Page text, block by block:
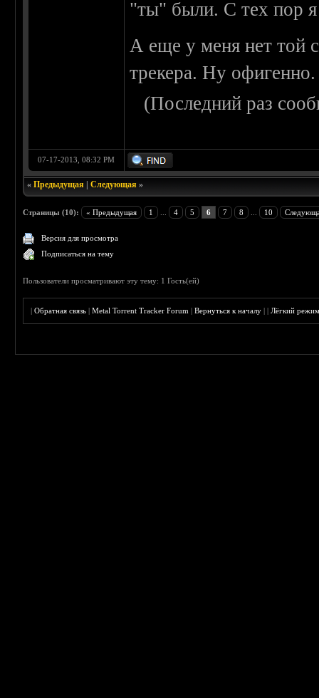
"ты" были. С тех пор я
А еще у меня нет той
трекера. Ну офигенно.
(Последний раз
07-17-2013, 08:32 PM
«Предыдущая |Следующая »
Страницы (10): « Предыдущая 1 4 5 6 7 8 10
Версия для просмотра
Подписаться на тему
Пользователи просматривают эту тему: 1 Гость(ей)
|Обратная связь |Metal Torrent Tracker Forum |Вернуться к началу ||Лёгкий